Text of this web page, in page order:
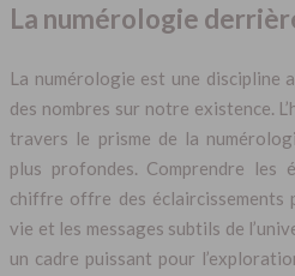
La numérologie
La numérologie est une discipline
des nombres sur notre existence.
travers le prisme de la
plus profondes. Comprendre les
chiffre offre des éclaircissements
vie et les messages subtils de
un cadre puissant pour